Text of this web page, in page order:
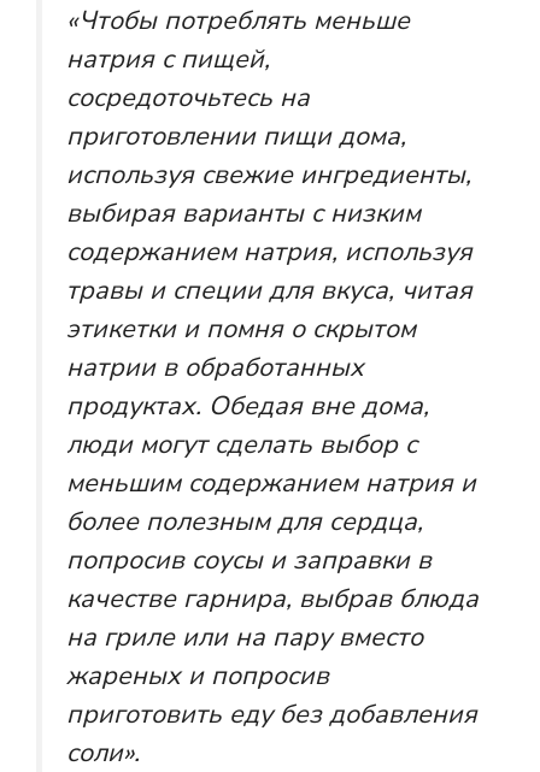
«Чтобы потреблять меньше
натрия с пищей,
сосредоточьтесь на
приготовлении пищи дома,
используя свежие ингредиенты,
выбирая варианты с низким
содержанием натрия, используя
травы и специи для вкуса, читая
этикетки и помня о скрытом
натрии в обработанных
продуктах. Обедая вне дома,
люди могут сделать выбор с
меньшим содержанием натрия и
более полезным для сердца,
попросив соусы и заправки в
качестве гарнира, выбрав блюда
на гриле или на пару вместо
жареных и попросив
приготовить еду без добавления
соли».